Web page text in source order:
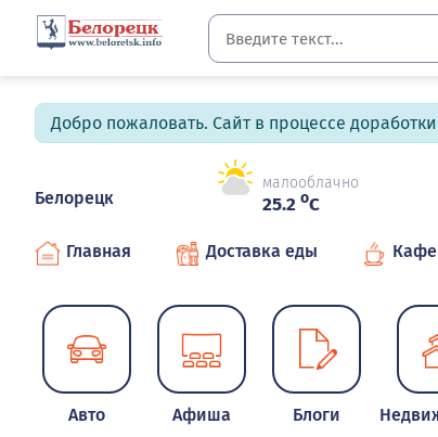
Добро пожаловать. Сайт в процессе
Белорецк
малооблачно
25.2 oC
Главная Доставка еды
Авто Афиша Блоги